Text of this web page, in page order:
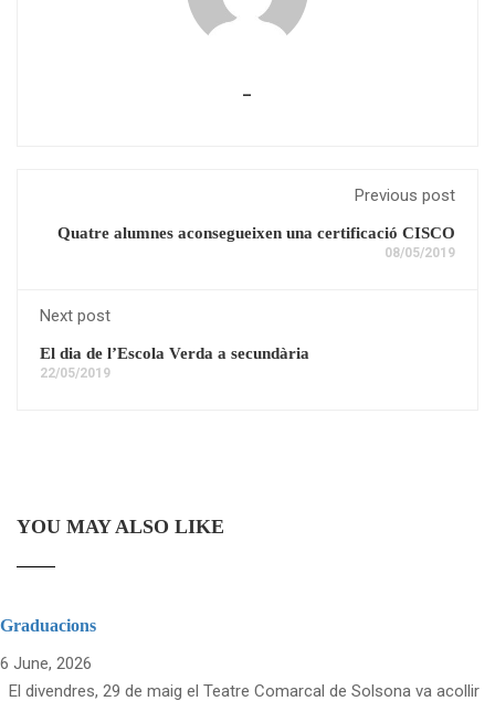
Previous post
Quatre alumnes aconsegueixen una certificació CISCO
08/05/2019
Next post
El dia de l’Escola Verda a secundària
22/05/2019
YOU MAY ALSO LIKE
Graduacions
6 June, 2026
El divendres, 29 de maig el Teatre Comarcal de Solsona va acollir